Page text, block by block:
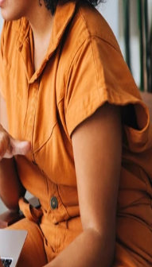
taille intermédiaire à l'aide
vos entités propres
administratifs en
devoir établir et gérer
faibles coûts de paie et
missions à de
négligés du monde
dans une plateforme complète